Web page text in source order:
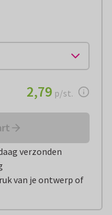
€ 2,79per stuk
2,79 p/st.
verzonden
van je ontwerp of